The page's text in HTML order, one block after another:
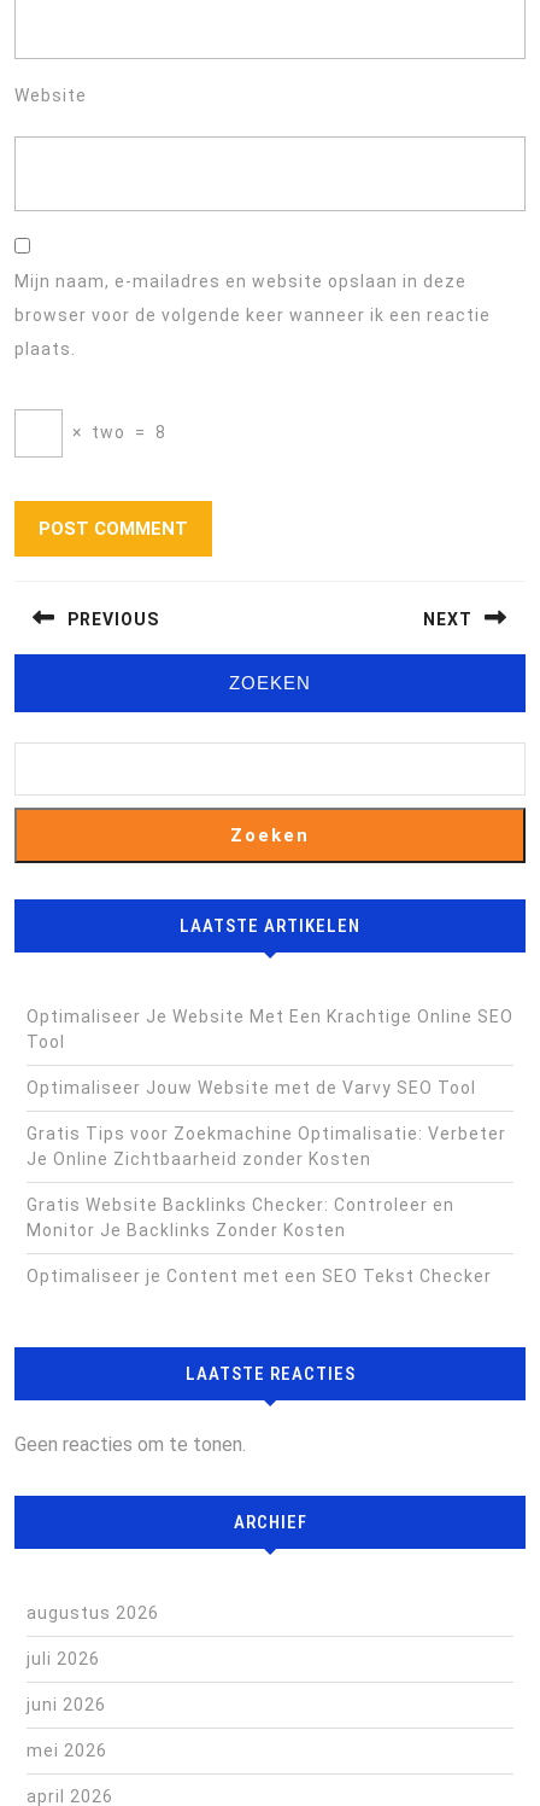
Website
Mijn naam, e-mailadres en website opslaan in deze
browser voor de volgende keer wanneer ik een reactie
plaats.
× two = 8
PREVIOUS NEXT
Next
ZOEKEN
Zoeken
LAATSTE ARTIKELEN
Optimaliseer Je Website Met Een Krachtige Online SEO
Tool
Optimaliseer Jouw Website met de Varvy SEO Tool
Gratis Tips voor Zoekmachine Optimalisatie: Verbeter
Je Online Zichtbaarheid zonder Kosten
Gratis Website Backlinks Checker: Controleer en
Monitor Je Backlinks Zonder Kosten
Optimaliseer je Content met een SEO Tekst Checker
LAATSTE REACTIES
Geen reacties om te tonen.
ARCHIEF
augustus 2026
juli 2026
juni 2026
mei 2026
april 2026